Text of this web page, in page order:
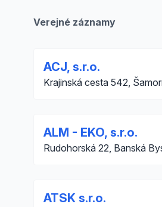
Verejné záznamy
ACJ, s.r.o.
Krajinská cesta 542,
ALM - EKO, s.r.o.
Rudohorská 22, Banská
ATSK s.r.o.